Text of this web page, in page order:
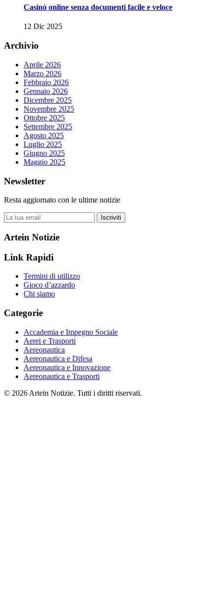
Casinò online senza documenti facile e veloce
12 Dic 2025
Archivio
Aprile 2026
Marzo 2026
Febbraio 2026
Gennaio 2026
Dicembre 2025
Novembre 2025
Ottobre 2025
Settembre 2025
Agosto 2025
Luglio 2025
Giugno 2025
Maggio 2025
Newsletter
Resta aggiornato con le ultime notizie
Iscriviti
Artein Notizie
Link Rapidi
Termini di utilizzo
Gioco d’azzardo
Chi siamo
Categorie
Accademia e Impegno Sociale
Aerei e Trasporti
Aereonautica
Aereonautica e Difesa
Aereonautica e Innovazione
Aereonautica e Trasporti
© 2026 Artein Notizie. Tutti i diritti riservati.